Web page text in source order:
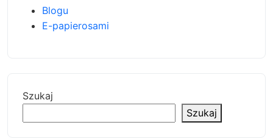
Blogu
E-papierosami
Szukaj
Szukaj